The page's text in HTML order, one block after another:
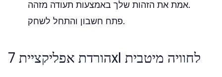
אמת את הזהות שלך באמצעות תעודה מזהה.
פתח חשבון והתחל לשחק.
הורדת אפליקציית 7xl לחוויה מיטבית